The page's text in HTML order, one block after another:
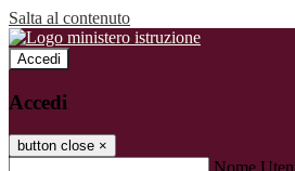
Salta al contenuto
Accedi
Accedi
button close ×